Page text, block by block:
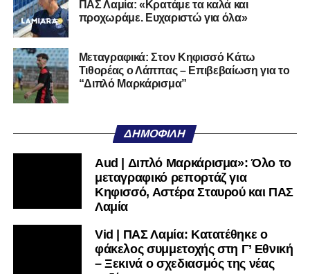
Τον καλωσορίζουμε στην οικογένεια του Σαρωνικού και
του ευχόμαστε υγεία και επιτυχίες.»
Ακολουθήστε τοlamiara.grστοGoogle Newsγια να
μαθαίνετε πρώτοι τα κυανόλευκα νέα στην Ελλάδα και τον
Twitterκαι στοInstagram
μαθαίνετε σε χρόνο dt όλα τα νέα.
ΠΑΣ Λαμία: «Κρατάμε τα καλά και
προχωράμε. Ευχαριστώ για όλα»
Μεταγραφικά: Στον Κηφισσό Κάτω
Τιθορέας ο Λάππας – Επιβεβαίωση για το
“Διπλό Μαρκάρισμα”
ΔΗΜΟΦΙΛΉ
Aud | Διπλό Μαρκάρισμα»: Όλο το
μεταγραφικό ρεπορτάζ για
Κηφισσό, Αστέρα Σταυρού και ΠΑΣ
Λαμία
Vid | ΠΑΣ Λαμία: Κατατέθηκε ο
φάκελος συμμετοχής στη Γ’ Εθνική
– Ξεκινά ο σχεδιασμός της νέας